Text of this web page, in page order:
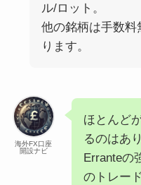
ル/ロット。
他の銘柄は手数料
ります。
海外FX口座
開設ナビ
ほとんど
るのはあ
Erranteの
のトレー